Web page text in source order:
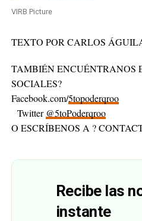
VIRB Picture
TEXTO POR CARLOS
TAMBIÉN ENCUÉNTRANOS
SOCIALES?
Facebook.com/5topoderqroo
Twitter @5toPoderqroo
O ESCRÍBENOS A ?
Recibe las
instante